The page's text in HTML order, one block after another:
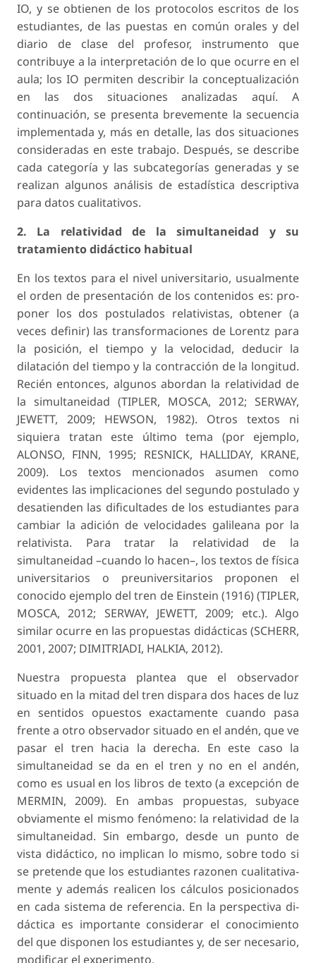
IO, y se obtienen de los protocolos escritos de los
estudiantes, de las puestas en común orales y del
diario de clase del profesor, instrumento que
contribuye a la interpretación de lo que ocurre en el
aula; los IO permiten describir la conceptua­lización
en las dos situaciones analizadas aquí. A
continuación, se presenta brevemente la secuencia
implementada y, más en detalle, las dos situaciones
consideradas en este trabajo. Después, se describe
cada categoría y las subcategorías generadas y se
realizan algunos análisis de estadística descriptiva
para datos cualitativos.
2. La relatividad de la simultaneidad y su
tratamiento didáctico habitual
En los textos para el nivel universitario, usualmente
el orden de presentación de los contenidos es: pro­
poner los dos postulados relativistas, obtener (a
veces definir) las transformaciones de Lorentz para
la posi­ción, el tiempo y la velocidad, deducir la
dilatación del tiempo y la contracción de la longitud.
Recién entonces, algunos abordan la relatividad de
la simul­taneidad (TIPLER, MOSCA, 2012; SERWAY,
JEWETT, 2009; HEWSON, 1982). Otros textos ni
siquiera tratan este último tema (por ejemplo,
ALONSO, FINN, 1995; RESNICK, HALLIDAY, KRANE,
2009). Los textos mencionados asumen como
evidentes las implicaciones del segundo postulado y
desatienden las dificultades de los estudiantes para
cambiar la adición de velocidades galileana por la
relativista. Para tratar la relatividad de la
simultaneidad –cuando lo hacen–, los textos de física
universitarios o preuniversitarios proponen el
conocido ejemplo del tren de Einstein (1916) (TIPLER,
MOSCA, 2012; SERWAY, JEWETT, 2009; etc.). Algo
similar ocurre en las propuestas didácticas (SCHERR,
2001, 2007; DIMITRIADI, HALKIA, 2012).
Nuestra propuesta plantea que el observador
situado en la mitad del tren dispara dos haces de luz
en sentidos opuestos exactamente cuando pasa
frente a otro observador situado en el andén, que ve
pasar el tren hacia la derecha. En este caso la
simultaneidad se da en el tren y no en el andén,
como es usual en los libros de texto (a excepción de
MERMIN, 2009). En ambas propuestas, subyace
obviamente el mismo fenómeno: la relatividad de la
simultaneidad. Sin embargo, desde un punto de
vista didáctico, no implican lo mismo, sobre todo si
se pretende que los estudiantes razonen cualitativa-
mente y además realicen los cálculos posicionados
en cada sistema de referencia. En la perspectiva di­
dáctica es importante considerar el conocimiento
del que disponen los estudiantes y, de ser necesario,
modificar el experimento.